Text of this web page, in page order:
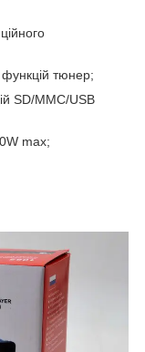
тюнер;
SD/MMC/USB
max;